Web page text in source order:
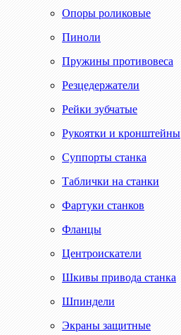
Опоры роликовые
Пиноли
Пружины противовеса
Резцедержатели
Рейки зубчатые
Рукоятки и кронштейны
Суппорты станка
Таблички на станки
Фартуки станков
Фланцы
Центроискатели
Шкивы привода станка
Шпиндели
Экраны защитные